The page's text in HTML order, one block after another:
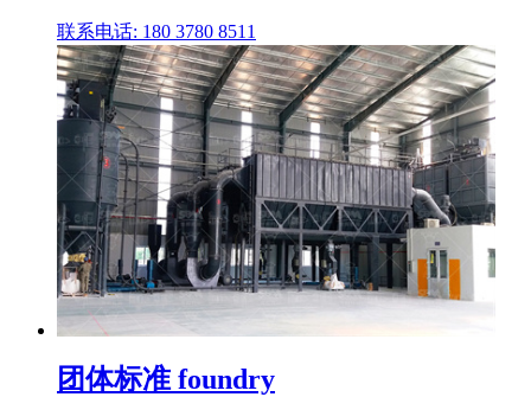
联系电话: 180 3780 8511
团体标准 foundry